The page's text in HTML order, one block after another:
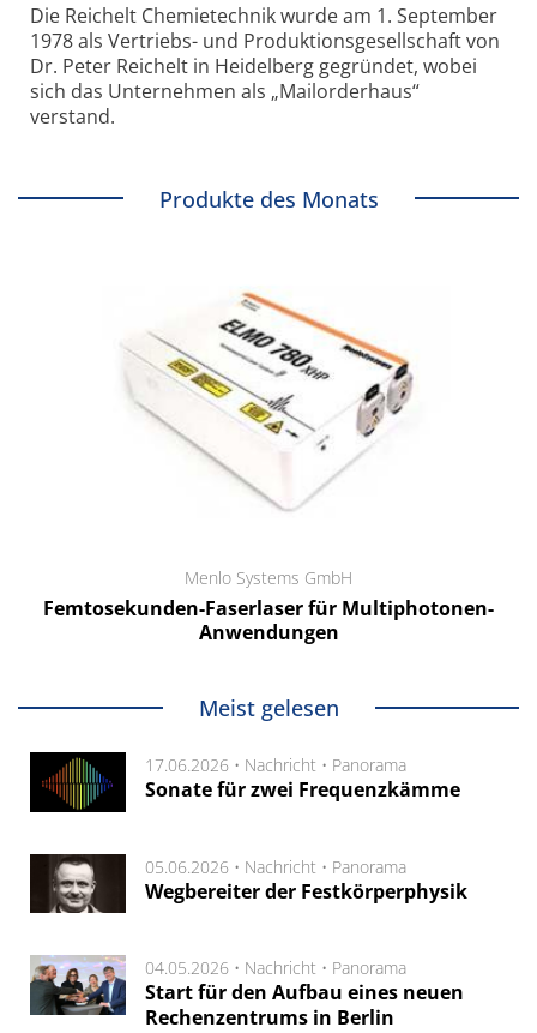
Die Reichelt Chemietechnik wurde am 1. September
1978 als Vertriebs- und Produktionsgesellschaft von
Dr. Peter Reichelt in Heidelberg gegründet, wobei
sich das Unternehmen als „Mailorderhaus“
verstand.
Produkte des Monats
Menlo Systems GmbH
Femtosekunden-Faserlaser für Multiphotonen-
Anwendungen
Meist gelesen
17.06.2026 • Nachricht • Panorama
Sonate für zwei Frequenzkämme
05.06.2026 • Nachricht • Panorama
Wegbereiter der Festkörperphysik
04.05.2026 • Nachricht • Panorama
Start für den Aufbau eines neuen
Rechenzentrums in Berlin